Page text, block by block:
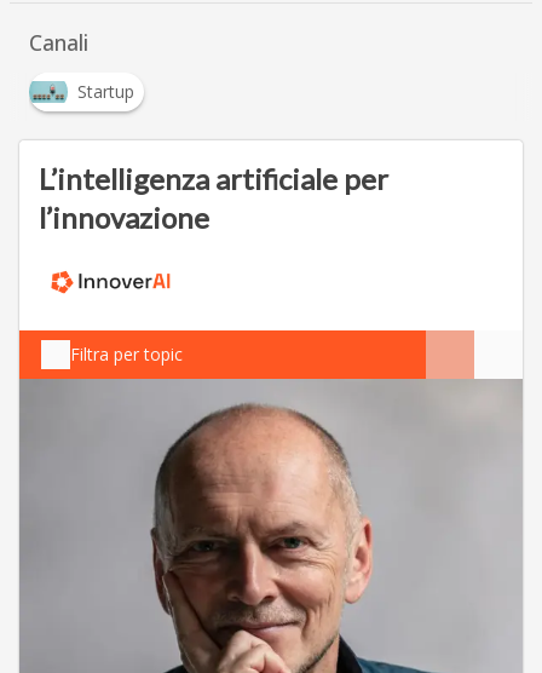
Canali
Startup
L’intelligenza artificiale per
l’innovazione
Filtra per topic